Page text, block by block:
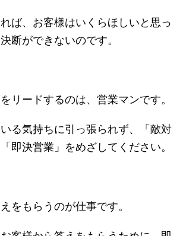
ば、お客様はいくらほしいと思っ
断ができないのです。
リードするのは、営業マンです。
る気持ちに引っ張られず、「敵対
即決営業」をめざしてください。
をもらうのが仕事です。